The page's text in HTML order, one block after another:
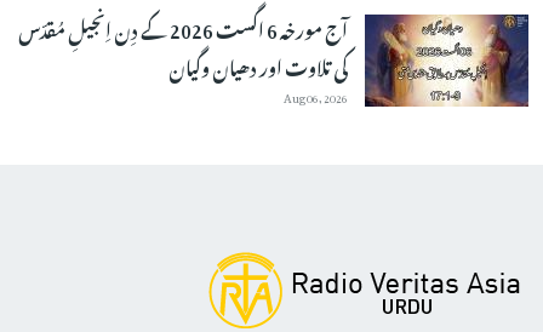
آج مورخہ 6 اگست 2026 کے دِن اِنجیلِ مُقدّس
کی تلاوت اور دھیان وگیان
Aug 06, 2026